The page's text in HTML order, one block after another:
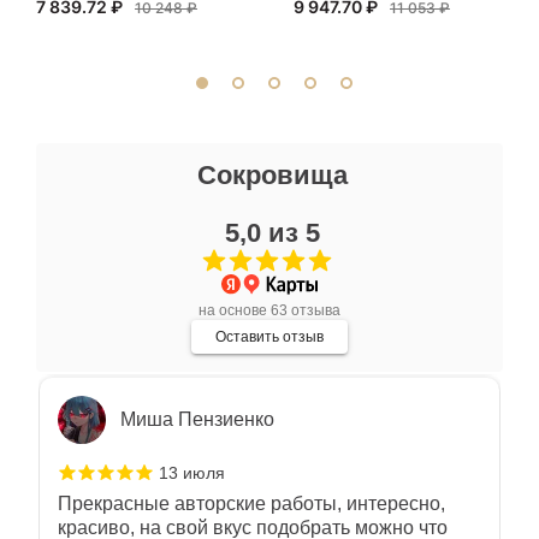
7 839.72 ₽ 10 248 ₽ 9 947.70 ₽ 11 053 ₽
Сокровища
5,0 из 5
на основе 63 отзыва
Оставить отзыв
внимательно. Со вкусом подобрали
Очень большой выбор украшений! Каждое -
индивидуально и завораживает своей
красотой! Трудно не купить всё! Спасибо!
Отзыв Яндекс.Карты
Миша Пензиенко
13 июля
Прекрасные авторские работы, интересно,
красиво, на свой вкус подобрать можно что